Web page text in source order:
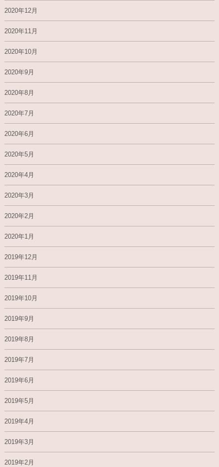
2020年12月
2020年11月
2020年10月
2020年9月
2020年8月
2020年7月
2020年6月
2020年5月
2020年4月
2020年3月
2020年2月
2020年1月
2019年12月
2019年11月
2019年10月
2019年9月
2019年8月
2019年7月
2019年6月
2019年5月
2019年4月
2019年3月
2019年2月